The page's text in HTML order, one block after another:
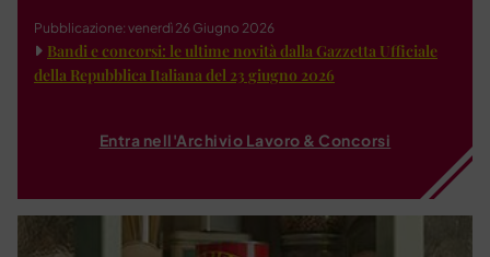
Pubblicazione: venerdì 26 Giugno 2026
Bandi e concorsi: le ultime novità dalla Gazzetta Ufficiale
della Repubblica Italiana del 23 giugno 2026
Entra nell'Archivio Lavoro & Concorsi